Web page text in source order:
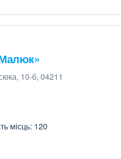
10-б, 04211
місць: 120